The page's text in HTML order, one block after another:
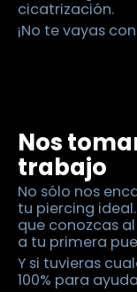
cicatrización.
¡No te vayas
Nos
trabajo
No sólo nos
tu piercing
que conozcas
a tu primera
Y si tuvieras
100% para